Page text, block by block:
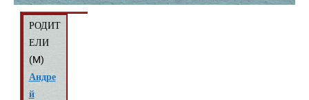
РОДИТ
ЕЛИ
(M)
Андре
й